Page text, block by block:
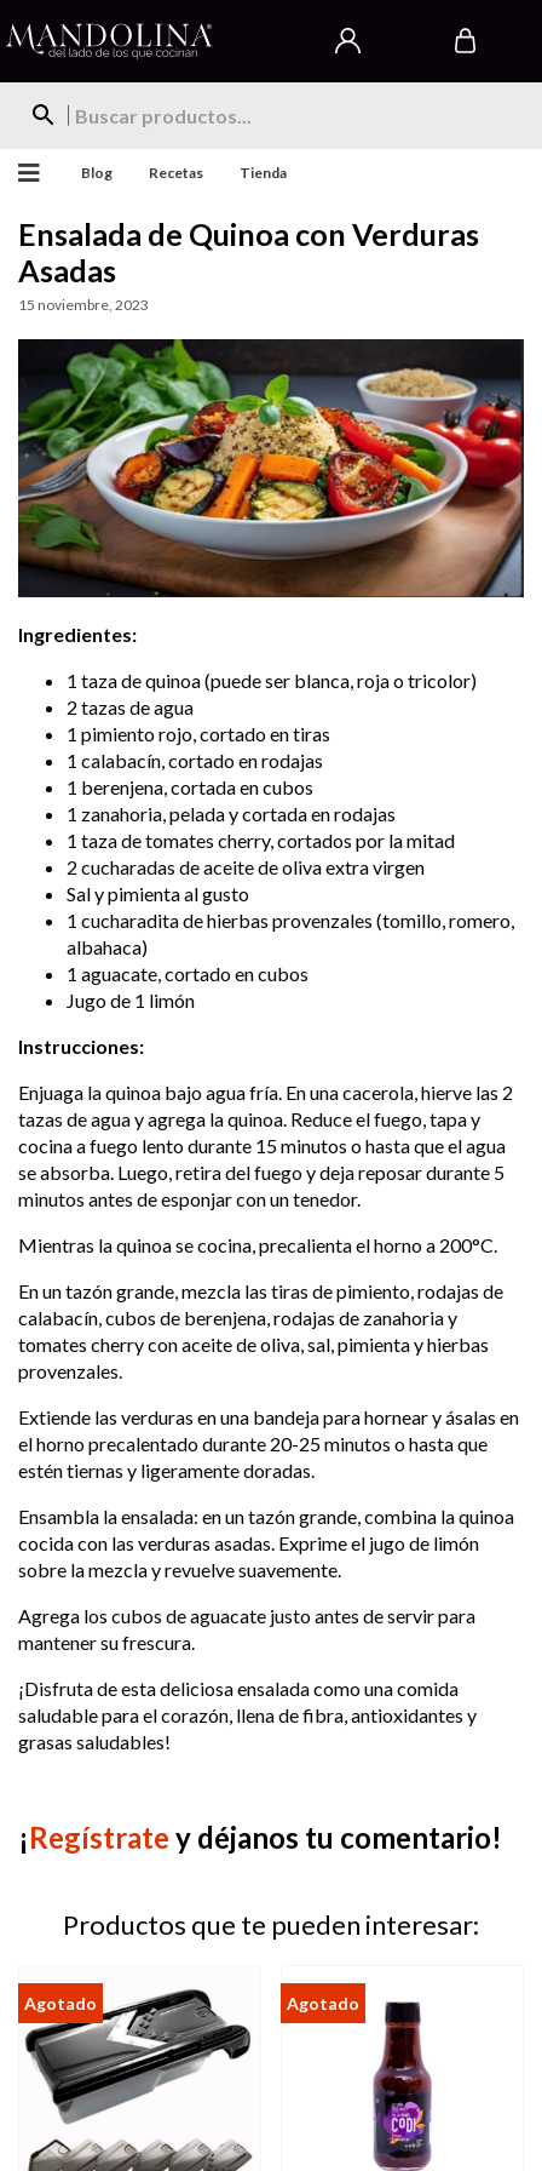
Blog Recetas Tienda
Ensalada de Quinoa con Verduras
Asadas
15 noviembre, 2023
Ingredientes:
1 taza de quinoa (puede ser blanca, roja o tricolor)
2 tazas de agua
1 pimiento rojo, cortado en tiras
1 calabacín, cortado en rodajas
1 berenjena, cortada en cubos
1 zanahoria, pelada y cortada en rodajas
1 taza de tomates cherry, cortados por la mitad
2 cucharadas de aceite de oliva extra virgen
Sal y pimienta al gusto
1 cucharadita de hierbas provenzales (tomillo, romero,
albahaca)
1 aguacate, cortado en cubos
Jugo de 1 limón
Instrucciones:
Enjuaga la quinoa bajo agua fría. En una cacerola, hierve las 2
tazas de agua y agrega la quinoa. Reduce el fuego, tapa y
cocina a fuego lento durante 15 minutos o hasta que el agua
se absorba. Luego, retira del fuego y deja reposar durante 5
minutos antes de esponjar con un tenedor.
Mientras la quinoa se cocina, precalienta el horno a 200°C.
En un tazón grande, mezcla las tiras de pimiento, rodajas de
calabacín, cubos de berenjena, rodajas de zanahoria y
tomates cherry con aceite de oliva, sal, pimienta y hierbas
provenzales.
Extiende las verduras en una bandeja para hornear y ásalas en
el horno precalentado durante 20-25 minutos o hasta que
estén tiernas y ligeramente doradas.
Ensambla la ensalada: en un tazón grande, combina la quinoa
cocida con las verduras asadas. Exprime el jugo de limón
sobre la mezcla y revuelve suavemente.
Agrega los cubos de aguacate justo antes de servir para
mantener su frescura.
¡Disfruta de esta deliciosa ensalada como una comida
saludable para el corazón, llena de fibra, antioxidantes y
grasas saludables!
¡Regístrate y déjanos tu comentario!
Productos que te pueden interesar: